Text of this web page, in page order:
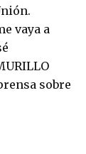
vaya a
sobre